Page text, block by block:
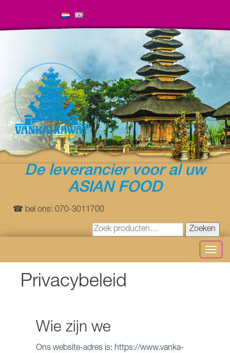
De leverancier voor al uw
ASIAN FOOD
☎ bel ons: 070-3011700
Zoeken
Privacybeleid
Wie zijn we
Ons website-adres is: https://www.vanka-